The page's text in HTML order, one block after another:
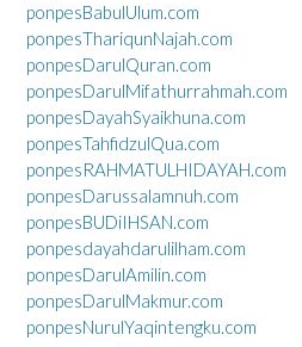
ponpesBabulUlum.com
ponpesThariqunNajah.com
ponpesDarulQuran.com
ponpesDarulMifathurrahmah.com
ponpesDayahSyaikhuna.com
ponpesTahfidzulQua.com
ponpesRAHMATULHIDAYAH.com
ponpesDarussalamnuh.com
ponpesBUDiIHSAN.com
ponpesdayahdarulilham.com
ponpesDarulAmilin.com
ponpesDarulMakmur.com
ponpesNurulYaqintengku.com